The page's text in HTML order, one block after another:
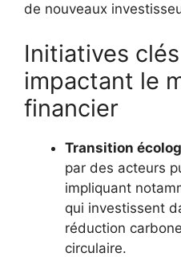
de nouveaux
Initiatives
impactant le
financier
Transition
par des acteurs
impliquant
qui investissent
réduction
circulaire.